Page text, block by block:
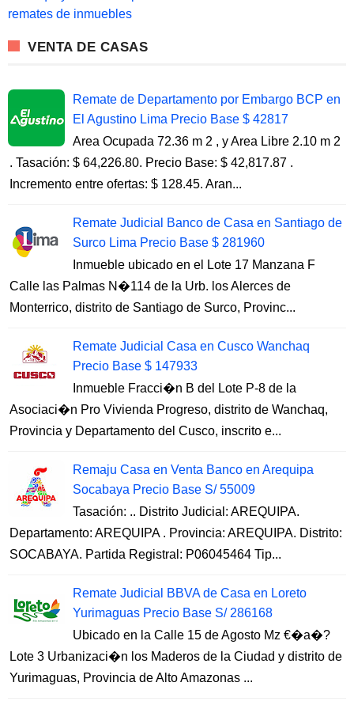
:remates de inmuebles
VENTA DE CASAS
Remate de Departamento por Embargo BCP en
El Agustino Lima Precio Base $ 42817
Area Ocupada 72.36 m 2 , y Area Libre 2.10 m 2
. Tasación: $ 64,226.80. Precio Base: $ 42,817.87 .
Incremento entre ofertas: $ 128.45. Aran...
Remate Judicial Banco de Casa en Santiago de
Surco Lima Precio Base $ 281960
Inmueble ubicado en el Lote 17 Manzana F
Calle las Palmas N�114 de la Urb. los Alerces de
Monterrico, distrito de Santiago de Surco, Provinc...
Remate Judicial Casa en Cusco Wanchaq
Precio Base $ 147933
Inmueble Fracci�n B del Lote P-8 de la
Asociaci�n Pro Vivienda Progreso, distrito de Wanchaq,
Provincia y Departamento del Cusco, inscrito e...
Remaju Casa en Venta Banco en Arequipa
Socabaya Precio Base S/ 55009
Tasación: .. Distrito Judicial: AREQUIPA.
Departamento: AREQUIPA . Provincia: AREQUIPA. Distrito:
SOCABAYA. Partida Registral: P06045464 Tip...
Remate Judicial BBVA de Casa en Loreto
Yurimaguas Precio Base S/ 286168
Ubicado en la Calle 15 de Agosto Mz €�a�?
Lote 3 Urbanizaci�n los Maderos de la Ciudad y distrito de
Yurimaguas, Provincia de Alto Amazonas ...